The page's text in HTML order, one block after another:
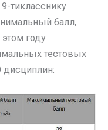
тикласснику
балл,
году
тестовых